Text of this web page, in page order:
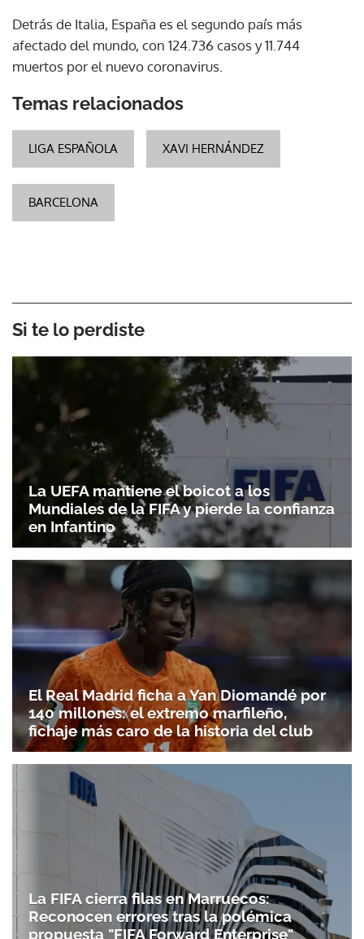
Detrás de Italia, España es el segundo país más
afectado del mundo, con 124.736 casos y 11.744
muertos por el nuevo coronavirus.
Temas relacionados
LIGA ESPAÑOLA XAVI HERNÁNDEZ
BARCELONA
Si te lo perdiste
La UEFA mantiene el boicot a los
Mundiales de la FIFA y pierde la confianza
en Infantino
El Real Madrid ficha a Yan Diomandé por
140 millones: el extremo marfileño,
fichaje más caro de la historia del club
La FIFA cierra filas en Marruecos:
Reconocen errores tras la polémica
propuesta "FIFA Forward Enterprise"